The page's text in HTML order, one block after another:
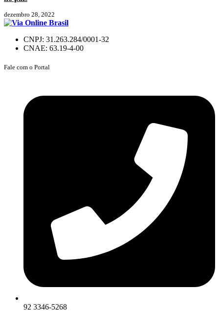
dezembro 28, 2022
CNPJ: 31.263.284/0001-32
CNAE: 63.19-4-00
Fale com o Portal
92 3346-5268